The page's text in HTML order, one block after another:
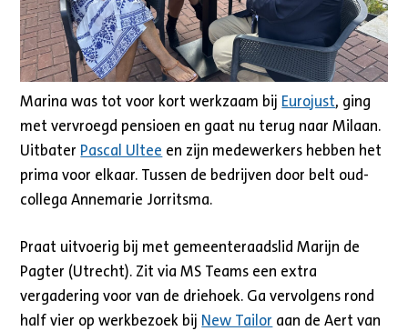
Marina was tot voor kort werkzaam bij Eurojust, ging
met vervroegd pensioen en gaat nu terug naar Milaan.
Uitbater Pascal Ultee en zijn medewerkers hebben het
prima voor elkaar. Tussen de bedrijven door belt oud-
collega Annemarie Jorritsma.
Praat uitvoerig bij met gemeenteraadslid Marijn de
Pagter (Utrecht). Zit via MS Teams een extra
vergadering voor van de driehoek. Ga vervolgens rond
half vier op werkbezoek bij New Tailor aan de Aert van